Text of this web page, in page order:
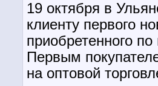
19 октября в
клиенту первого
приобретенного
Первым
на оптовой